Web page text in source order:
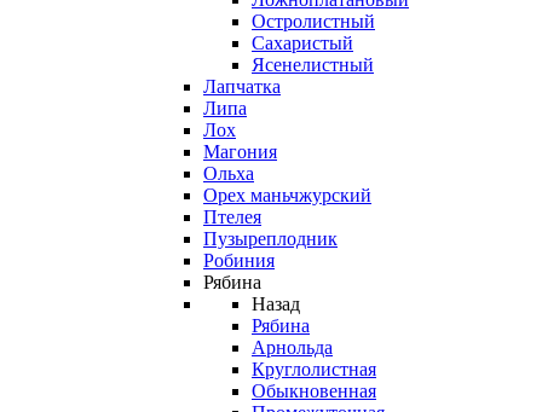
Остролистный
Сахаристый
Ясенелистный
Лапчатка
Липа
Лох
Магония
Ольха
Орех маньчжурский
Птелея
Пузыреплодник
Робиния
Рябина
Назад
Рябина
Арнольда
Круглолистная
Обыкновенная